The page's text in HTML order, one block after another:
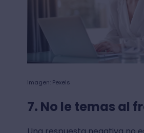
Imagen: Pexels
7. No le temas al